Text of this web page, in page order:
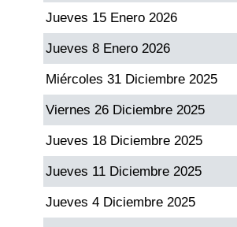
Dorado Noche
Fantástica Día
Fantástica Noche
Motilon Noche
Jueves 15 Enero 2026
Jueves 8 Enero 2026
Miércoles 31 Diciembre 2025
Viernes 26 Diciembre 2025
Jueves 18 Diciembre 2025
Jueves 11 Diciembre 2025
Jueves 4 Diciembre 2025